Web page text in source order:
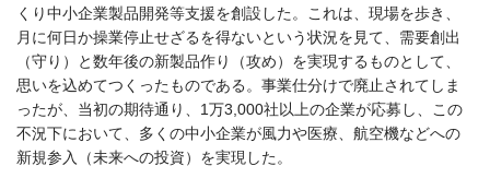
くり中小企業製品開発等支援を創設した。これは、現場を歩き、
月に何日か操業停止せざるを得ないという状況を見て、需要創出
（守り）と数年後の新製品作り（攻め）を実現するものとして、
思いを込めてつくったものである。事業仕分けで廃止されてしま
ったが、当初の期待通り、1万3,000社以上の企業が応募し、この
不況下において、多くの中小企業が風力や医療、航空機などへの
新規参入（未来への投資）を実現した。